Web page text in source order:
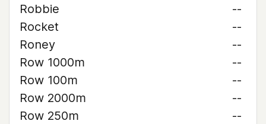
Robbie
--
Rocket
--
Roney
--
Row 1000m
--
Row 100m
--
Row 2000m
--
Row 250m
--